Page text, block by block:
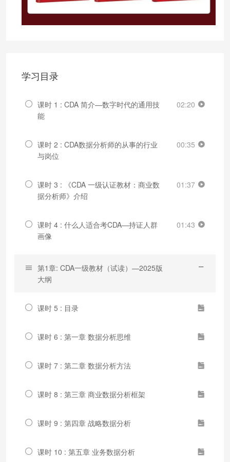
学习目录
课时 1 : CDA 简介—数字时代的通用技
能
02:20
课时 2 : CDA数据分析师的从事的行业
与岗位
00:35
课时 3 : 《CDA 一级认证教材：商业数
据分析师》介绍
01:37
课时 4 : 什么人适合考CDA—持证人群
画像
01:43
第1章: CDA一级教材（试读）—2025版
大纲
课时 5 : 目录
课时 6 : 第一章 数据分析思维
课时 7 : 第二章 数据分析方法
课时 8 : 第三章 商业数据分析框架
课时 9 : 第四章 战略数据分析
课时 10 : 第五章 业务数据分析